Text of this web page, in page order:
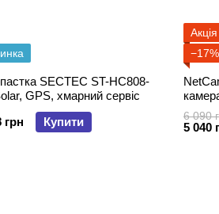
SECTEC ST-HC808-
GPS, хмарний сервіс
грн
Купити
Акція
−17%
6 090
5 040